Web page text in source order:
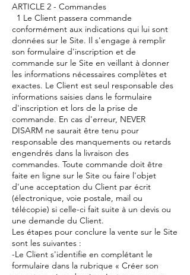
ARTICLE 2 - Commandes
1 Le Client passera commande
conformément aux indications qui lui sont
données sur le Site. Il s'engage à remplir
son formulaire d'inscription et de
commande sur le Site en veillant à donner
les informations nécessaires complètes et
exactes. Le Client est seul responsable des
informations saisies dans le formulaire
d'inscription et lors de la prise de
commande. En cas d'erreur, NEVER
DISARM ne saurait être tenu pour
responsable des manquements ou retards
engendrés dans la livraison des
commandes. Toute commande doit être
faite en ligne sur le Site ou faire l'objet
d'une acceptation du Client par écrit
(électronique, voie postale, mail ou
télécopie) si celle-ci fait suite à un devis ou
une demande du Client.
Les étapes pour conclure la vente sur le Site
sont les suivantes :
-Le Client s'identifie en complétant le
formulaire dans la rubrique « Créer son